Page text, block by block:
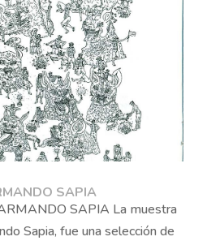
SAPIA
SAPIA La muestra
Sapia, fue una selección de